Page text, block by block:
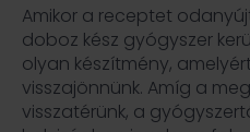
Amikor a receptet
doboz kész gyógyszer
olyan készítmény,
visszajönnünk. Amíg a
visszatérünk, a